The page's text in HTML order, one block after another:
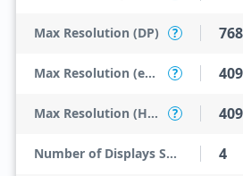
Max Resolution (DP) ?
Max Resolution (eDP - Integrated Flat Panel) ?
Max Resolution (HDMI) ?
Number of Displays Supported 4